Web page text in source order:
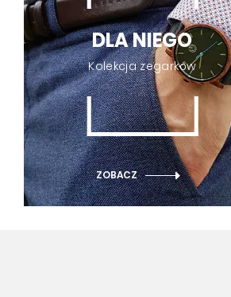
DLA NIEGO
Kolekcja zegarków
ZOBACZ